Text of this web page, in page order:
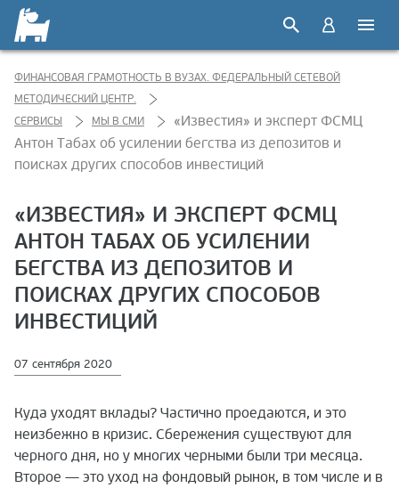
ФИНАНСОВАЯ ГРАМОТНОСТЬ В ВУЗАХ. ФЕДЕРАЛЬНЫЙ СЕТЕВОЙ
МЕТОДИЧЕСКИЙ ЦЕНТР.
СЕРВИСЫ
МЫ В СМИ
«Известия» и эксперт ФСМЦ
Антон Табах об усилении бегства из депозитов и
поисках других способов инвестиций
«ИЗВЕСТИЯ» И ЭКСПЕРТ ФСМЦ
АНТОН ТАБАХ ОБ УСИЛЕНИИ
БЕГСТВА ИЗ ДЕПОЗИТОВ И
ПОИСКАХ ДРУГИХ СПОСОБОВ
ИНВЕСТИЦИЙ
07 сентября 2020
Куда уходят вклады? Частично проедаются, и это
неизбежно в кризис. Сбережения существуют для
черного дня, но у многих черными были три месяца.
Второе — это уход на фондовый рынок, в том числе и в